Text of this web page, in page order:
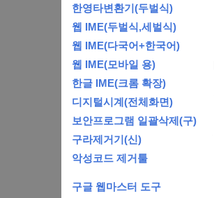
한영타변환기(두벌식)
웹 IME(두벌식,세벌식)
웹 IME(다국어+한국어)
웹 IME(모바일 용)
한글 IME(크롬 확장)
디지털시계(전체화면)
보안프로그램 일괄삭제(구)
구라제거기(신)
악성코드 제거툴
구글 웹마스터 도구